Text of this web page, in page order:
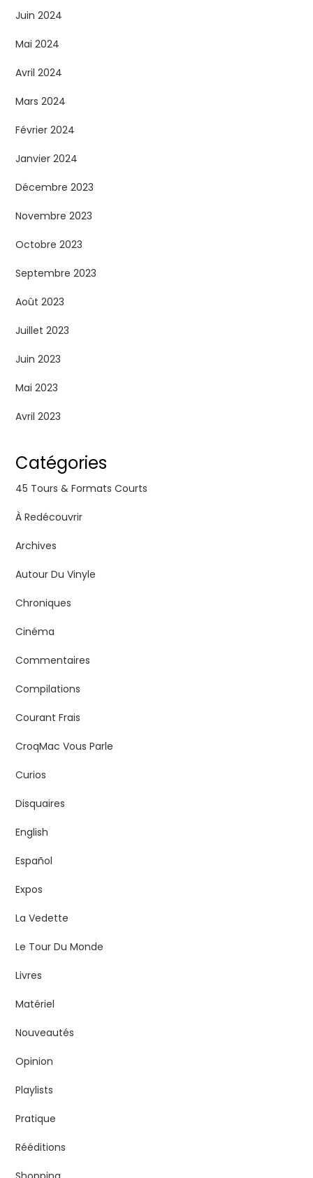
Juin 2024
Mai 2024
Avril 2024
Mars 2024
Février 2024
Janvier 2024
Décembre 2023
Novembre 2023
Octobre 2023
Septembre 2023
Août 2023
Juillet 2023
Juin 2023
Mai 2023
Avril 2023
Catégories
45 Tours & Formats Courts
À Redécouvrir
Archives
Autour Du Vinyle
Chroniques
Cinéma
Commentaires
Compilations
Courant Frais
CroqMac Vous Parle
Curios
Disquaires
English
Español
Expos
La Vedette
Le Tour Du Monde
Livres
Matériel
Nouveautés
Opinion
Playlists
Pratique
Rééditions